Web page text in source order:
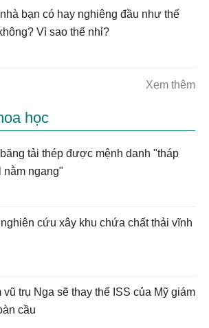
bạn có hay nghiêng đầu như thế
Vì sao thế nhỉ?
Xem thêm
học
tải thép được mệnh danh "tháp
nằm ngang"
cứu xây khu chứa chất thải vĩnh
vũ trụ Nga sẽ thay thế ISS của Mỹ giám
cầu